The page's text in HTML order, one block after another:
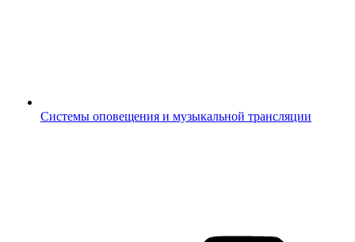
Системы оповещения и музыкальной трансляции